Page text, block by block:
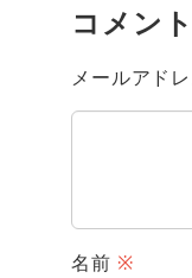
コメン
メールアド
名前 ※